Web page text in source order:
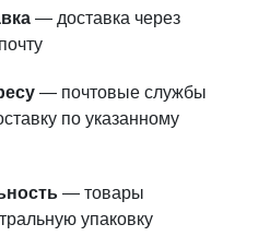
— доставка через
— почтовые службы
по указанному
— товары
упаковку